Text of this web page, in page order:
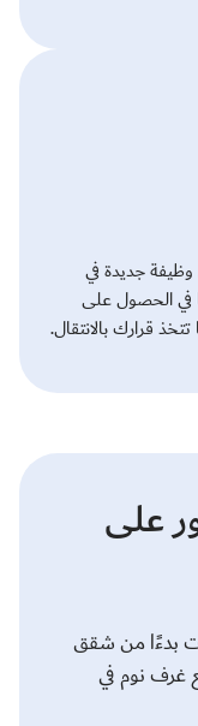
جديدة في
في الحصول على
قرارك بالانتقال.
على
بدءًا من شقق
غرف نوم في